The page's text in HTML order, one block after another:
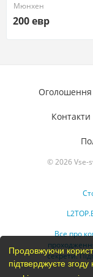
Продовжуючи
підтверджуєте
Мюнхен
200 евр
© 2026 Vse-
Все про
секрети.
Оголошення
Контакти